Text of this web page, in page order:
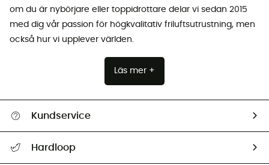
om du är nybörjare eller toppidrottare delar vi sedan 2015
med dig vår passion för högkvalitativ friluftsutrustning, men
också hur vi upplever världen.
Läs mer +
Kundservice
Hardloop